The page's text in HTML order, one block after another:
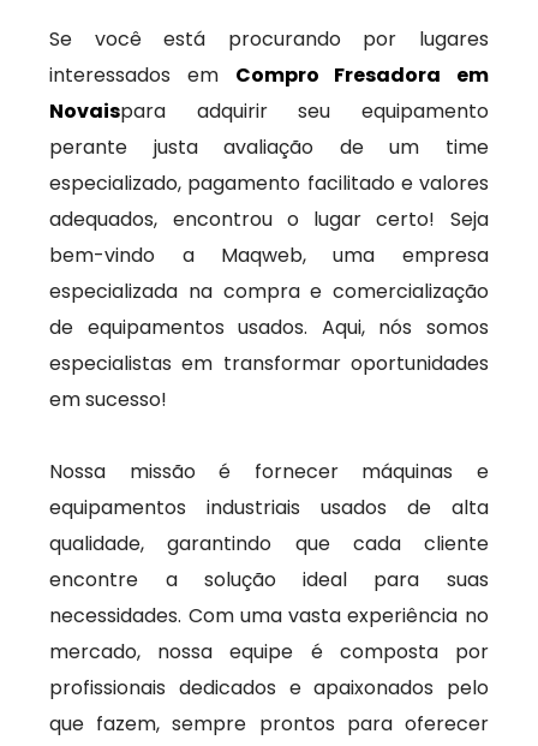
Se você está procurando por lugares
interessados em Compro Fresadora em
Novaispara adquirir seu equipamento
perante justa avaliação de um time
especializado, pagamento facilitado e valores
adequados, encontrou o lugar certo! Seja
bem-vindo a Maqweb, uma empresa
especializada na compra e comercialização
de equipamentos usados. Aqui, nós somos
especialistas em transformar oportunidades
em sucesso!
Nossa missão é fornecer máquinas e
equipamentos industriais usados de alta
qualidade, garantindo que cada cliente
encontre a solução ideal para suas
necessidades. Com uma vasta experiência no
mercado, nossa equipe é composta por
profissionais dedicados e apaixonados pelo
que fazem, sempre prontos para oferecer